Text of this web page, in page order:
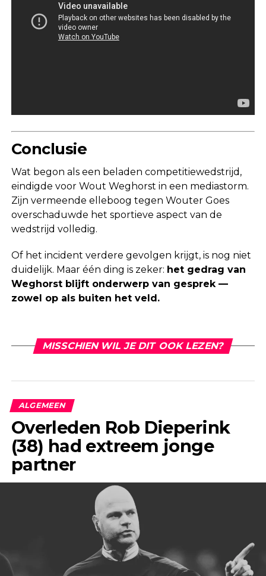
Conclusie
Wat begon als een beladen competitiewedstrijd,
eindigde voor Wout Weghorst in een mediastorm.
Zijn vermeende elleboog tegen Wouter Goes
overschaduwde het sportieve aspect van de
wedstrijd volledig.
Of het incident verdere gevolgen krijgt, is nog niet
duidelijk. Maar één ding is zeker: het gedrag van
Weghorst blijft onderwerp van gesprek —
zowel op als buiten het veld.
MISSCHIEN WIL JE DIT OOK LEZEN?
ALGEMEEN
Overleden Rob Dieperink
(38) had extreem jonge
partner